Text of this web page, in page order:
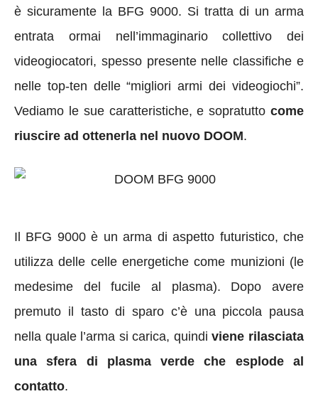
è sicuramente la BFG 9000. Si tratta di un arma
entrata ormai nell’immaginario collettivo dei
videogiocatori, spesso presente nelle classifiche e
nelle top-ten delle “migliori armi dei videogiochi”.
Vediamo le sue caratteristiche, e sopratutto come
riuscire ad ottenerla nel nuovo DOOM.
Il BFG 9000 è un arma di aspetto futuristico, che
utilizza delle celle energetiche come munizioni (le
medesime del fucile al plasma). Dopo avere
premuto il tasto di sparo c’è una piccola pausa
nella quale l’arma si carica, quindiviene rilasciata
una sfera di plasma verde che esplode al
contatto.